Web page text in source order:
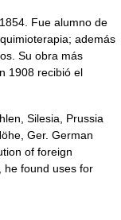
Fue alumno de
además
Su obra más
1908 recibió el
Silesia, Prussia
Ger. German
of foreign
he found uses for